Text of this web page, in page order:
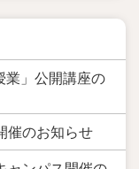
業」公開講座の
催のお知らせ